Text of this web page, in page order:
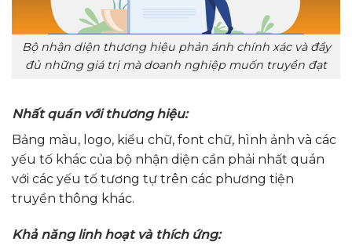
Bộ nhận diện thương hiệu phản ánh chính xác và đầy
đủ những giá trị mà doanh nghiệp muốn truyền đạt
Nhất quán với thương hiệu:
Bảng màu, logo, kiểu chữ, font chữ, hình ảnh và các
yếu tố khác của bộ nhận diện cần phải nhất quán
với các yếu tố tương tự trên các phương tiện
truyền thông khác.
Khả năng linh hoạt và thích ứng: